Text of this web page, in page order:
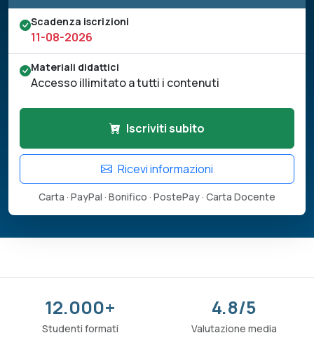
Scadenza iscrizioni
11-08-2026
Materiali didattici
Accesso illimitato a tutti i contenuti
Iscriviti subito
Ricevi informazioni
Carta · PayPal · Bonifico · PostePay · Carta Docente
12.000+
Studenti formati
4.8/5
Valutazione media